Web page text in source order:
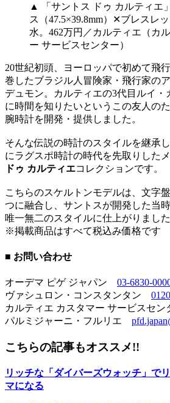
▲ 「サントス ドゥ カルティエ
ス（47.5×39.8mm）✕ブレスレ
水。462万円／カルティエ（カ
ー サービスセンター）
20世紀初頭、ヨーロッパで初めて飛
巻したブラジル人冒険家・飛行家の
デュモン。カルティエの3代目ルイ・
に時間を知りたいというこの友人の
腕時計を開発・提供しました。
そんな伝説の時計のスタイルを継承
にラグスポ時計の時代を先取りした
ドゥ カルティエコレクションです。
こちらのスケルトンモデルは、文字
つに融合し、サントスが開発した当
唯一無二のスタイルに仕上がりました
※掲載商品はすべて税込み価格です
■ お問い合わせ
オーデマ ピゲ ジャパン 03-6830-
ヴァシュロン・コンスタンタン
カルティエ カスタマー サービスセ
パルミジャーニ・フルリエ
こちらの記事もオススメ!!
リッチな「ダイバーズウォッチ」で
マになる